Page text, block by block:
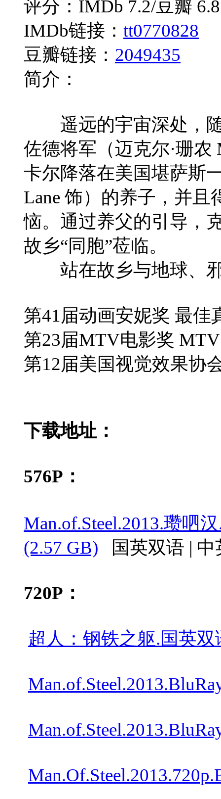
评分：IMDb 7.2/豆瓣 6.8
IMDb链接： tt0770828
豆瓣链接： 2049435
简介：
遥远的宇宙深处，随
佐德将军（迈克尔·珊农
卡尔降落在美国堪萨斯
Lane 饰）的养子，并
恼。通过养父的引导，
故乡“同胞”莅临。
站在故乡与地球、邪
第41届动画安妮奖 最佳
第23届MTV电影奖
第12届美国视觉效果协
下载地址：
576P：
Man.of.Steel.2013.瓒呬
(2.57 GB) 国英双语 | 中
720P：
超人：钢铁之躯.国英双